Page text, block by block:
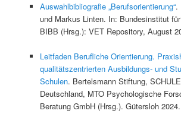
Auswahlbibliografie „Berufsorientierung“.
und Markus Linten. In: Bundesinstitut
BIBB (Hrsg.): VET Repository, August
Leitfaden Berufliche Orientierung.
qualitätszentrierten Ausbildungs- und
Schulen. Bertelsmann Stiftung,
Deutschland, MTO Psychologische
Beratung GmbH (Hrsg.). Gütersloh 2024.